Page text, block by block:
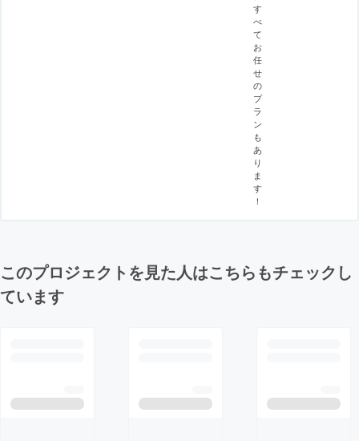
す
べ
て
お
任
せ
の
プ
ラ
ン
も
あ
り
ま
す
！
このプロジェクトを見た人はこちらもチェックし
ています